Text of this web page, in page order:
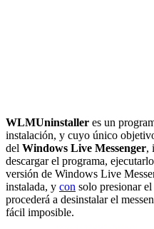
WLMUninstaller es un
instalación, y cuyo único
del Windows Live Messenger,
descargar el programa,
versión de Windows Live
instalada, y con solo presionar
procederá a desinstalar el
fácil imposible.